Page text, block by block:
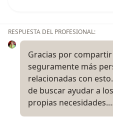
RESPUESTA DEL PROFESIONAL:
Gracias por
seguramente más
relacionadas con
de buscar ayudar a
propias